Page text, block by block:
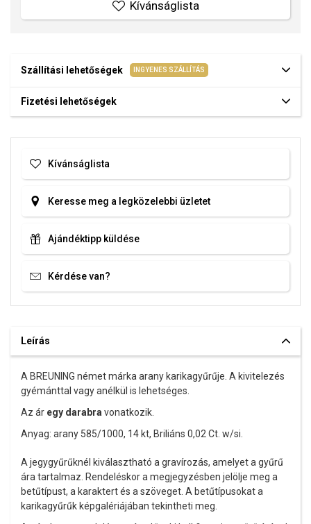
Kívánságlista
Szállítási lehetőségek INGYENES SZÁLLÍTÁS
Fizetési lehetőségek
Kívánságlista
Keresse meg a legközelebbi üzletet
Ajándéktipp küldése
Kérdése van?
Leírás
A BREUNING német márka arany karikagyűrűje. A kivitelezés
gyémánttal vagy anélkül is lehetséges.
Az ár egy darabra vonatkozik.
Anyag: arany 585/1000, 14 kt, Briliáns 0,02 Ct. w/si.
A jegygyűrűknél kiválasztható a gravírozás, amelyet a gyűrű
ára tartalmaz. Rendeléskor a megjegyzésben jelölje meg a
betűtípust, a karaktert és a szöveget. A betűtípusokat a
karikagyűrűk képgalériájában tekintheti meg.